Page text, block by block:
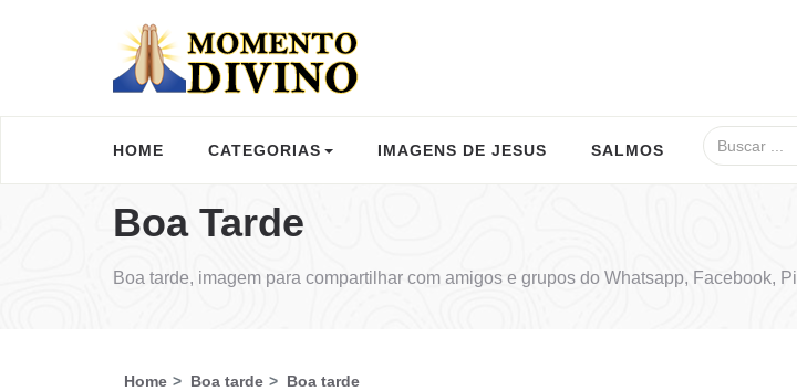
HOME CATEGORIAS IMAGENS DE JESUS SALMOS
Boa Tarde
Boa tarde, imagem para compartilhar com amigos e grupos do Whatsapp, Facebook,
Home Boa tarde Boa tarde